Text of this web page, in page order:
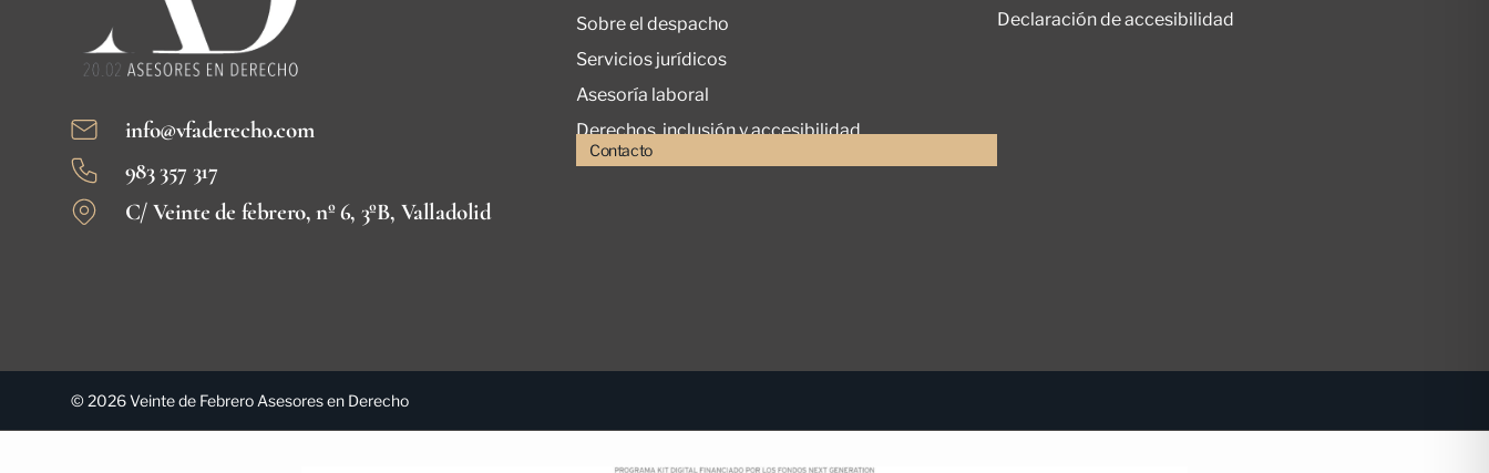
info@vfaderecho.com
983 357 317
C/ Veinte de febrero, nº 6, 3ºB, Valladolid
Sobre el despacho
Servicios jurídicos
Asesoría laboral
Derechos, inclusión y accesibilidad
Contacto
Declaración de accesibilidad
© 2026 Veinte de Febrero Asesores en Derecho